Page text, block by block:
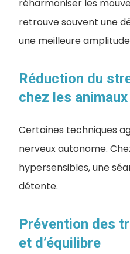
réharmoniser les
retrouve souvent une
une meilleure
Réduction du
chez les animaux
Certaines techniques
nerveux autonome.
hypersensibles, une
détente.
Prévention des
et d’équilibre